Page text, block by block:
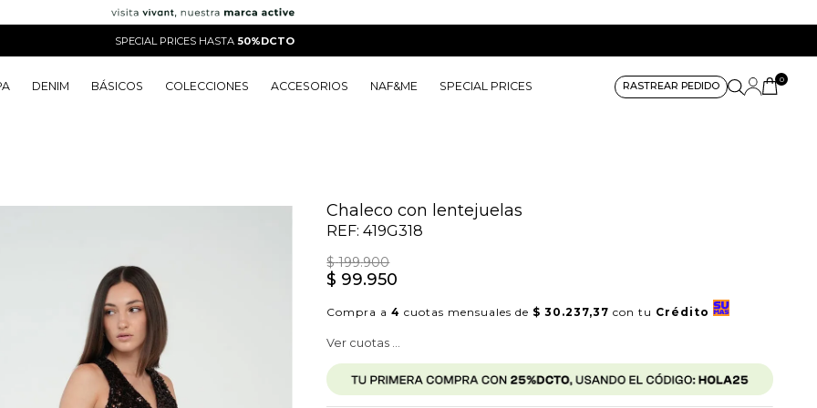
SPECIAL PRICES HASTA 50%DCTO
DENIM BÁSICOS COLECCIONES ACCESORIOS NAF&ME SPECIAL PRICES RASTREAR PEDIDO
0
Chaleco con lentejuelas
REF:419G318
$ 199.900
$ 99.950
Compra a4 cuotas mensuales de $ 30.237,37 con tu Crédito
Ver cuotas ...